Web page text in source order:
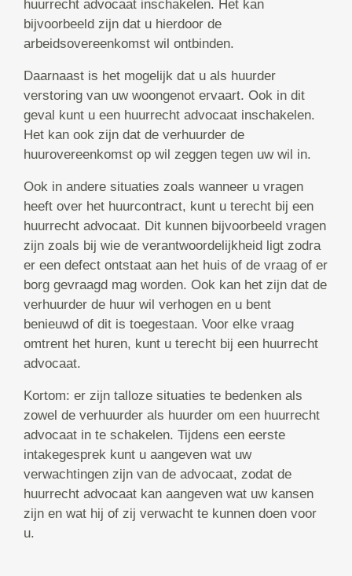
huurrecht advocaat inschakelen. Het kan
bijvoorbeeld zijn dat u hierdoor de
arbeidsovereenkomst wil ontbinden.
Daarnaast is het mogelijk dat u als huurder
verstoring van uw woongenot ervaart. Ook in dit
geval kunt u een huurrecht advocaat inschakelen.
Het kan ook zijn dat de verhuurder de
huurovereenkomst op wil zeggen tegen uw wil in.
Ook in andere situaties zoals wanneer u vragen
heeft over het huurcontract, kunt u terecht bij een
huurrecht advocaat. Dit kunnen bijvoorbeeld vragen
zijn zoals bij wie de verantwoordelijkheid ligt zodra
er een defect ontstaat aan het huis of de vraag of er
borg gevraagd mag worden. Ook kan het zijn dat de
verhuurder de huur wil verhogen en u bent
benieuwd of dit is toegestaan. Voor elke vraag
omtrent het huren, kunt u terecht bij een huurrecht
advocaat.
Kortom: er zijn talloze situaties te bedenken als
zowel de verhuurder als huurder om een huurrecht
advocaat in te schakelen. Tijdens een eerste
intakegesprek kunt u aangeven wat uw
verwachtingen zijn van de advocaat, zodat de
huurrecht advocaat kan aangeven wat uw kansen
zijn en wat hij of zij verwacht te kunnen doen voor
u.